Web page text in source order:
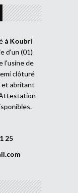
à Koubri
d’un (01)
l’usine de
clôturé
et abritant
25